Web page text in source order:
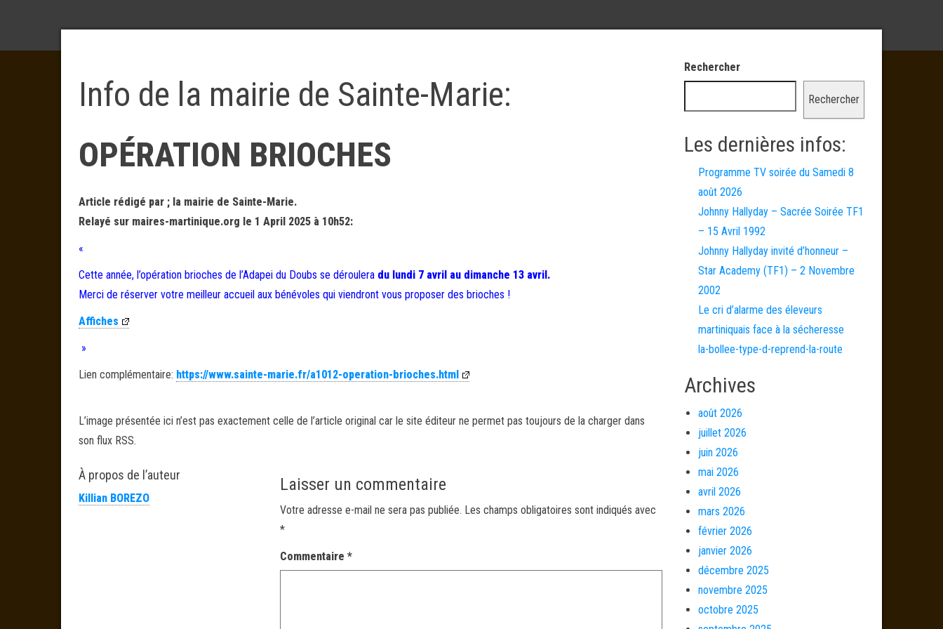
Info de la mairie de Sainte-Marie:
OPÉRATION BRIOCHES
Article rédigé par ; la mairie de Sainte-Marie.
Relayé sur maires-martinique.org le 1 April 2025 à 10h52:
«
Cette année, l’opération brioches de l’Adapei du Doubs se déroulera du lundi 7 avril au dimanche 13 avril.
Merci de réserver votre meilleur accueil aux bénévoles qui viendront vous proposer des brioches !
Affiches
»
Lien complémentaire: https://www.sainte-marie.fr/a1012-operation-brioches.html
L’image présentée ici n’est pas exactement celle de l’article original car le site éditeur ne permet pas toujours de la charger dans
son flux RSS.
À propos de l’auteur
Killian BOREZO
Laisser un commentaire
Votre adresse e-mail ne sera pas publiée. Les champs obligatoires sont indiqués avec
*
Commentaire*
Rechercher
Rechercher
Les dernières infos:
Programme TV soirée du Samedi 8
août 2026
Johnny Hallyday – Sacrée Soirée TF1
– 15 Avril 1992
Johnny Hallyday invité d’honneur –
Star Academy (TF1) – 2 Novembre
2002
Le cri d’alarme des éleveurs
martiniquais face à la sécheresse
la-bollee-type-d-reprend-la-route
Archives
août 2026
juillet 2026
juin 2026
mai 2026
avril 2026
mars 2026
février 2026
janvier 2026
décembre 2025
novembre 2025
octobre 2025